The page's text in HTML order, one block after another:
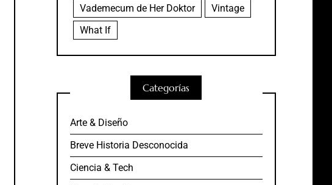
Vademecum de Her Doktor
Vintage
What If
Categorías
Arte & Diseño
Breve Historia Desconocida
Ciencia & Tech